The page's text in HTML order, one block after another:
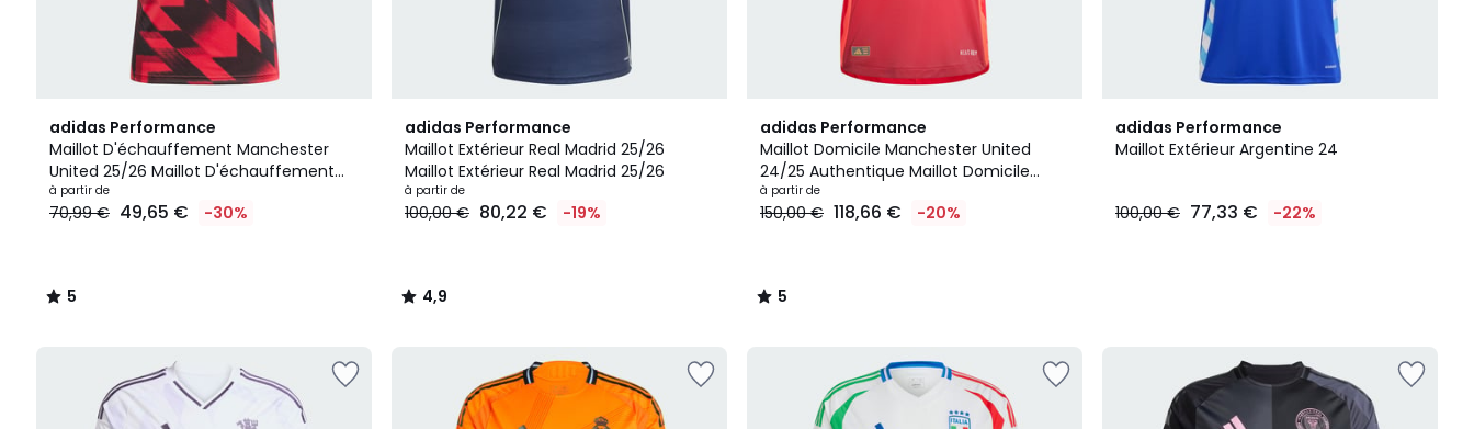
adidas Performance
Maillot D'échauffement Manchester
United 25/26 Maillot D'échauffement
Manchester United 25/26
à partir de
70,99 € 49,65 € -30%
5
/
5
5
/
adidas Performance
Maillot Extérieur Real Madrid 25/26
Maillot Extérieur Real Madrid 25/26
à partir de
100,00 € 80,22 € -19%
4,9
/ 5
4,9
/
adidas Performance
Maillot Domicile Manchester United
24/25 Authentique Maillot Domicile
Manchester United 24/25 Authentique
à partir de
150,00 € 118,66 € -20%
5
/
5
5
/
adidas Performance
Maillot Extérieur Argentine 24
100,00 € 77,33 € -22%